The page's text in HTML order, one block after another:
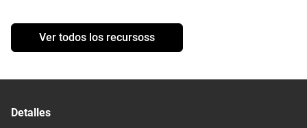
Ver todos los recursoss
Detalles